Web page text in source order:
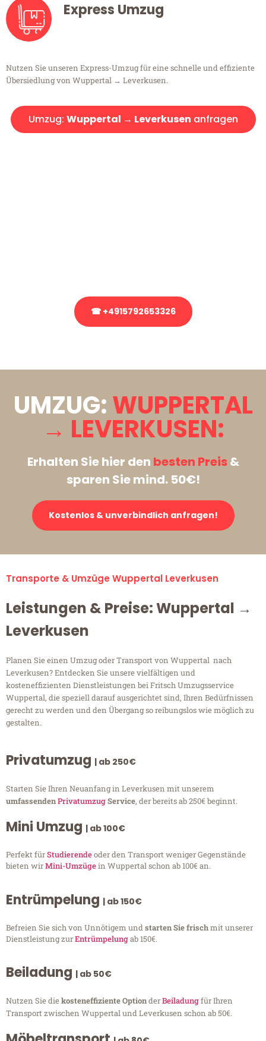
Express Umzug
Nutzen Sie unseren Express-Umzug für eine schnelle und effiziente
Übersiedlung von Wuppertal → Leverkusen.
Umzug: Wuppertal → Leverkusen anfragen
☎ +4915792653326
UMZUG:WUPPERTAL
→ LEVERKUSEN:
Erhalten Sie hier den besten Preis&
sparen Sie mind. 50€!
Kostenlos & unverbindlich anfragen!
Transporte & Umzüge Wuppertal Leverkusen
Leistungen & Preise: Wuppertal →
Leverkusen
Planen Sie einen Umzug oder Transport von Wuppertal nach
Leverkusen? Entdecken Sie unsere vielfältigen und
kosteneffizienten Dienstleistungen bei Fritsch Umzugsservice
Wuppertal, die speziell darauf ausgerichtet sind, Ihren Bedürfnissen
gerecht zu werden und den Übergang so reibungslos wie möglich zu
gestalten.
Privatumzug | ab 250€
Starten Sie Ihren Neuanfang in Leverkusen mit unserem
umfassendenPrivatumzugService, der bereits ab 250€ beginnt.
Mini Umzug | ab 100€
Perfekt fürStudierendeoder den Transport weniger Gegenstände
bieten wirMini-Umzügein Wuppertal schon ab 100€ an.
Entrümpelung | ab 150€
Befreien Sie sich von Unnötigem undstarten Sie frischmit unserer
Dienstleistung zurEntrümpelungab 150€.
Beiladung | ab 50€
Nutzen Sie diekosteneffiziente OptionderBeiladungfür Ihren
Transport zwischen Wuppertal und Leverkusen schon ab 50€.